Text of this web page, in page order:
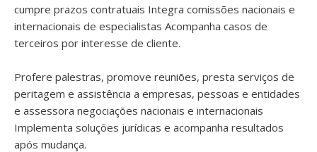
cumpre prazos contratuais Integra comissões nacionais e
internacionais de especialistas Acompanha casos de
terceiros por interesse de cliente.
Profere palestras, promove reuniões, presta serviços de
peritagem e assistência a empresas, pessoas e entidades
e assessora negociações nacionais e internacionais
Implementa soluções jurídicas e acompanha resultados
após mudança.